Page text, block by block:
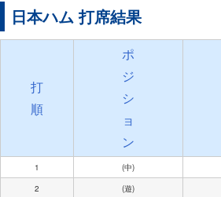
日本ハム 打席結果
打
順
ポ
ジ
シ
ョ
ン
1 (中)
2
(遊)